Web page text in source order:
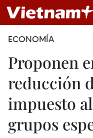
ECONOMÍA
Proponen
reducción
impuesto
grupos